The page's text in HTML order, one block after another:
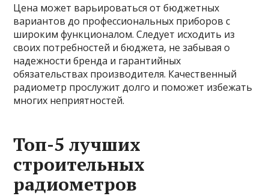
Цена может варьироваться от бюджетных
вариантов до профессиональных приборов с
широким функционалом. Следует исходить из
своих потребностей и бюджета, не забывая о
надежности бренда и гарантийных
обязательствах производителя. Качественный
радиометр прослужит долго и поможет избежать
многих неприятностей.
Топ-5 лучших
строительных
радиометров